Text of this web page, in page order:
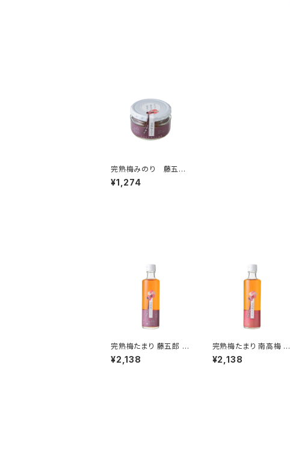
完熟梅みのり 藤五郎
（100g）
¥1,274
完熟梅たまり 藤五郎 (2
75ml)
¥2,138
完熟梅たまり 南高梅 (2
75ml)
¥2,138